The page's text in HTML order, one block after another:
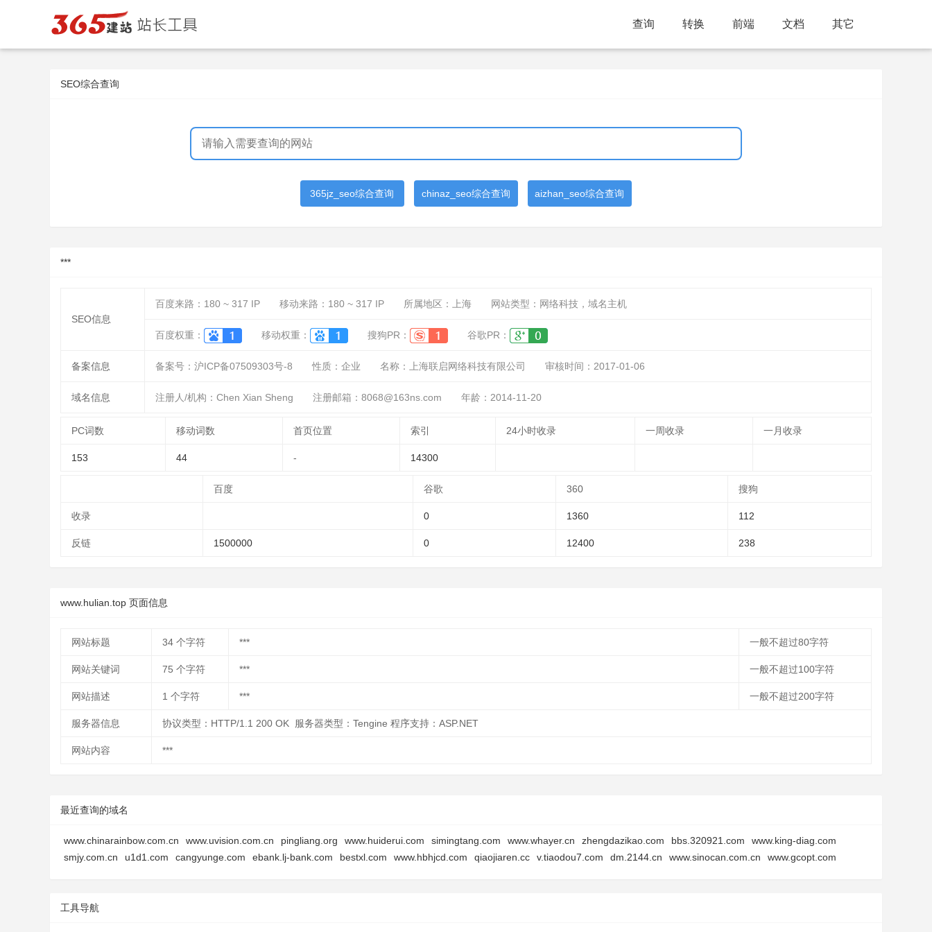
查询 转换 前端 文档 其它
SEO综合查询
365jz_seo综合查询 chinaz_seo综合查询 aizhan_seo综合查询
***
SEO信息
百度来路： 180 ~ 317 IP 移动来路： 180 ~ 317 IP 所属地区：上海 网站类型：网络科技，域名主机
百度权重： 移动权重： 搜狗PR： 谷歌PR：
备案信息 备案号：沪ICP备07509303号-8 性质： 企业 名称： 上海联启网络科技有限公司 审核时间： 2017-01-06
域名信息 注册人/机构：Chen Xian Sheng 注册邮箱：8068@163ns.com 年龄：2014-11-20
PC词数 移动词数 首页位置 索引 24小时收录 一周收录 一月收录
153 44 - 14300
百度 谷歌 360 搜狗
收录 0 1360 112
反链 1500000 0 12400 238
www.hulian.top 页面信息
网站标题 34 个字符 *** 一般不超过80字符
网站关键词 75 个字符 *** 一般不超过100字符
网站描述 1 个字符 *** 一般不超过200字符
服务器信息 协议类型：HTTP/1.1 200 OK 服务器类型：Tengine 程序支持：ASP.NET
网站内容 ***
最近查询的域名
www.chinarainbow.com.cn www.uvision.com.cn pingliang.org www.huiderui.com simingtang.com www.whayer.cn zhengdazikao.com bbs.320921.com
www.king-diag.com
smjy.com.cn
u1d1.com cangyunge.com ebank.lj-bank.com bestxl.com www.hbhjcd.com qiaojiaren.cc v.tiaodou7.com dm.2144.cn www.sinocan.com.cn www.gcopt.com
工具导航